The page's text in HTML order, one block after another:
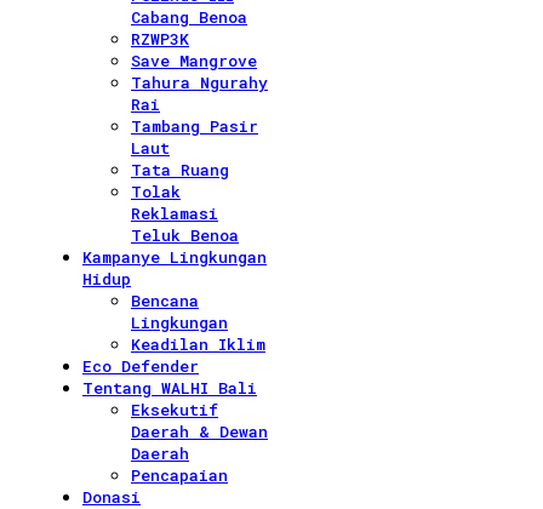
Cabang Benoa
RZWP3K
Save Mangrove
Tahura Ngurahy
Rai
Tambang Pasir
Laut
Tata Ruang
Tolak
Reklamasi
Teluk Benoa
Kampanye Lingkungan
Hidup
Bencana
Lingkungan
Keadilan Iklim
Eco Defender
Tentang WALHI Bali
Eksekutif
Daerah & Dewan
Daerah
Pencapaian
Donasi